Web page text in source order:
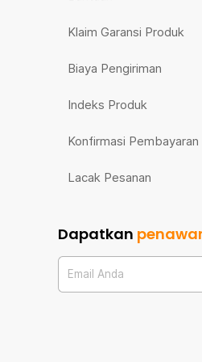
Klaim Garansi Produk
Biaya Pengiriman
Indeks Produk
Konfirmasi Pembayaran
Lacak Pesanan
Dapatkan
Email Anda